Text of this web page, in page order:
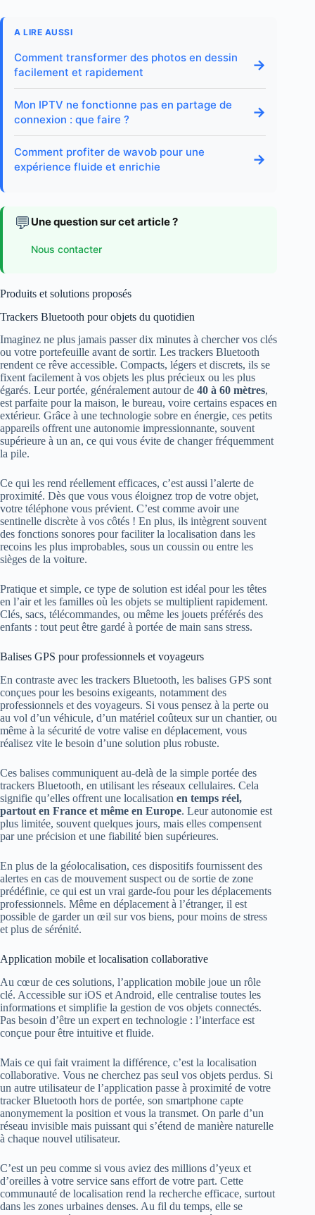
A LIRE AUSSI
Comment transformer des photos en dessin
facilement et rapidement
→
Mon IPTV ne fonctionne pas en partage de
connexion : que faire ?
→
Comment profiter de wavob pour une
expérience fluide et enrichie
→
💬 Une question sur cet article ?
Nous contacter
Produits et solutions proposés
Trackers Bluetooth pour objets du quotidien
Imaginez ne plus jamais passer dix minutes à chercher vos clés
ou votre portefeuille avant de sortir. Les trackers Bluetooth
rendent ce rêve accessible. Compacts, légers et discrets, ils se
fixent facilement à vos objets les plus précieux ou les plus
égarés. Leur portée, généralement autour de 40 à 60 mètres,
est parfaite pour la maison, le bureau, voire certains espaces en
extérieur. Grâce à une technologie sobre en énergie, ces petits
appareils offrent une autonomie impressionnante, souvent
supérieure à un an, ce qui vous évite de changer fréquemment
la pile.
Ce qui les rend réellement efficaces, c’est aussi l’alerte de
proximité. Dès que vous vous éloignez trop de votre objet,
votre téléphone vous prévient. C’est comme avoir une
sentinelle discrète à vos côtés ! En plus, ils intègrent souvent
des fonctions sonores pour faciliter la localisation dans les
recoins les plus improbables, sous un coussin ou entre les
sièges de la voiture.
Pratique et simple, ce type de solution est idéal pour les têtes
en l’air et les familles où les objets se multiplient rapidement.
Clés, sacs, télécommandes, ou même les jouets préférés des
enfants : tout peut être gardé à portée de main sans stress.
Balises GPS pour professionnels et voyageurs
En contraste avec les trackers Bluetooth, les balises GPS sont
conçues pour les besoins exigeants, notamment des
professionnels et des voyageurs. Si vous pensez à la perte ou
au vol d’un véhicule, d’un matériel coûteux sur un chantier, ou
même à la sécurité de votre valise en déplacement, vous
réalisez vite le besoin d’une solution plus robuste.
Ces balises communiquent au-delà de la simple portée des
trackers Bluetooth, en utilisant les réseaux cellulaires. Cela
signifie qu’elles offrent une localisation en temps réel,
partout en France et même en Europe. Leur autonomie est
plus limitée, souvent quelques jours, mais elles compensent
par une précision et une fiabilité bien supérieures.
En plus de la géolocalisation, ces dispositifs fournissent des
alertes en cas de mouvement suspect ou de sortie de zone
prédéfinie, ce qui est un vrai garde-fou pour les déplacements
professionnels. Même en déplacement à l’étranger, il est
possible de garder un œil sur vos biens, pour moins de stress
et plus de sérénité.
Application mobile et localisation collaborative
Au cœur de ces solutions, l’application mobile joue un rôle
clé. Accessible sur iOS et Android, elle centralise toutes les
informations et simplifie la gestion de vos objets connectés.
Pas besoin d’être un expert en technologie : l’interface est
conçue pour être intuitive et fluide.
Mais ce qui fait vraiment la différence, c’est la localisation
collaborative. Vous ne cherchez pas seul vos objets perdus. Si
un autre utilisateur de l’application passe à proximité de votre
tracker Bluetooth hors de portée, son smartphone capte
anonymement la position et vous la transmet. On parle d’un
réseau invisible mais puissant qui s’étend de manière naturelle
à chaque nouvel utilisateur.
C’est un peu comme si vous aviez des millions d’yeux et
d’oreilles à votre service sans effort de votre part. Cette
communauté de localisation rend la recherche efficace, surtout
dans les zones urbaines denses. Au fil du temps, elle se